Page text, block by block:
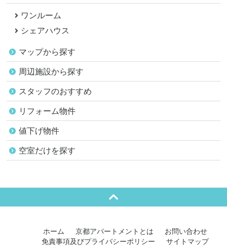
ワンルーム
シェアハウス
マップから探す
周辺施設から探す
スタッフのおすすめ
リフォーム物件
値下げ物件
空室だけを探す
ホーム 京都アパートメントとは
お問い合わせ
免責事項及びプライバシーポリシー
サイトマップ